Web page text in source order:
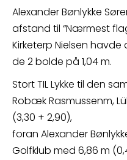
Alexander Bønlykke
afstand til “Nærmest
Kirketerp Nielsen
de 2 bolde på 1,04 m.
Stort TIL Lykke til den
Robæk Rasmussenm,
(3,30 + 2,90),
foran Alexander
Golfklub med 6,86 m